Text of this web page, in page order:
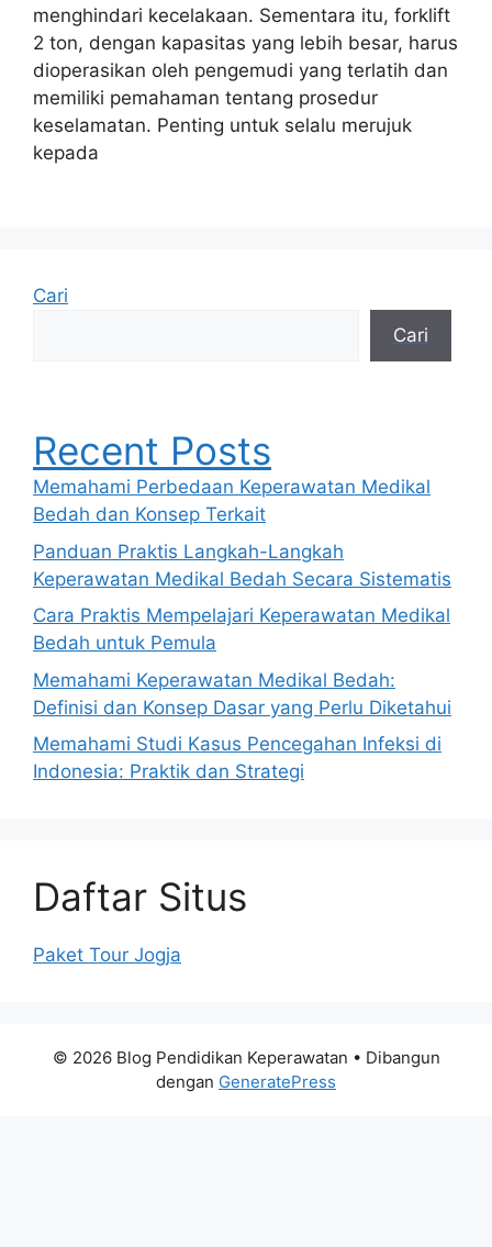
menghindari kecelakaan. Sementara itu, forklift
2 ton, dengan kapasitas yang lebih besar, harus
dioperasikan oleh pengemudi yang terlatih dan
memiliki pemahaman tentang prosedur
keselamatan. Penting untuk selalu merujuk
kepada
Cari
Cari
Recent Posts
Memahami Perbedaan Keperawatan Medikal
Bedah dan Konsep Terkait
Panduan Praktis Langkah-Langkah
Keperawatan Medikal Bedah Secara Sistematis
Cara Praktis Mempelajari Keperawatan Medikal
Bedah untuk Pemula
Memahami Keperawatan Medikal Bedah:
Definisi dan Konsep Dasar yang Perlu Diketahui
Memahami Studi Kasus Pencegahan Infeksi di
Indonesia: Praktik dan Strategi
Daftar Situs
Paket Tour Jogja
© 2026 Blog Pendidikan Keperawatan • Dibangun
dengan GeneratePress